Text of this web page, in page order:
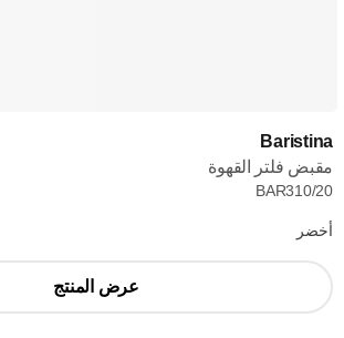
Baristina
مقبض فلتر القهوة
BAR310/20
أخضر
عرض المنتج